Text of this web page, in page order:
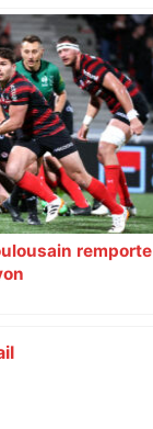
de la ligne C du
remporte